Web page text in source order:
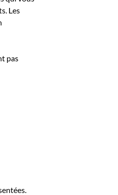
Les
pas